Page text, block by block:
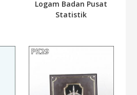
Logam Badan Pusat
Statistik